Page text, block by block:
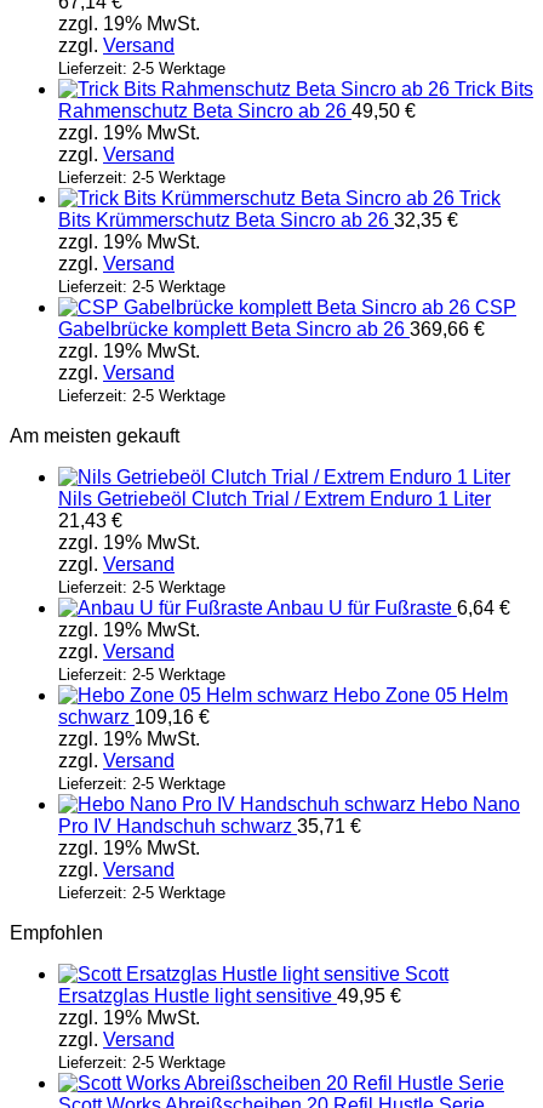
Varianten
Optionen
können
Produktseite
gewählt
werden
zzgl. 19% MwSt.
zzgl. Versand
Lieferzeit: 2-5 Werktage
Trick Bits
Rahmenschutz Beta Sincro ab 26 49,50 €
zzgl. 19% MwSt.
zzgl. Versand
Lieferzeit: 2-5 Werktage
Trick
Bits Krümmerschutz Beta Sincro ab 26 32,35 €
zzgl. 19% MwSt.
zzgl. Versand
Lieferzeit: 2-5 Werktage
CSP
Gabelbrücke komplett Beta Sincro ab 26 369,66 €
zzgl. 19% MwSt.
zzgl. Versand
Lieferzeit: 2-5 Werktage
Am meisten gekauft
Nils Getriebeöl Clutch Trial / Extrem Enduro 1 Liter
21,43 €
zzgl. 19% MwSt.
zzgl. Versand
Lieferzeit: 2-5 Werktage
Anbau U für Fußraste 6,64 €
zzgl. 19% MwSt.
zzgl. Versand
Lieferzeit: 2-5 Werktage
Hebo Zone 05 Helm
schwarz 109,16 €
zzgl. 19% MwSt.
zzgl. Versand
Lieferzeit: 2-5 Werktage
Hebo Nano
Pro IV Handschuh schwarz 35,71 €
zzgl. 19% MwSt.
zzgl. Versand
Lieferzeit: 2-5 Werktage
Empfohlen
Scott
Ersatzglas Hustle light sensitive 49,95 €
zzgl. 19% MwSt.
zzgl. Versand
Lieferzeit: 2-5 Werktage